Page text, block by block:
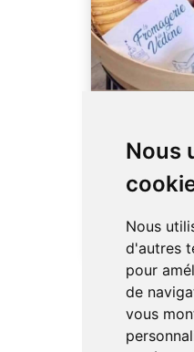
Nous
Nous
d'autres
pour
de
vous
Formule
Fromage